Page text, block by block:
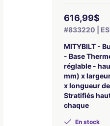
616,99$
#833220 |
MITYBILT -
- Base
réglable -
mm) x
x longueur
Stratifiés
chaque
En stock